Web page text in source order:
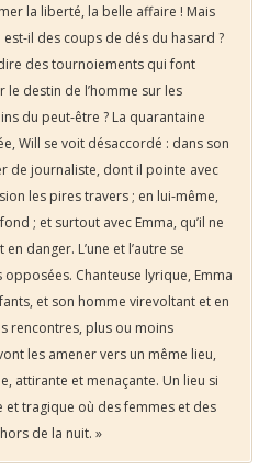
la liberté, la belle affaire ! Mais
est-il des coups de dés du hasard ?
des tournoiements qui font
le destin de l’homme sur les
du peut-être ? La quarantaine
Will se voit désaccordé : dans son
de journaliste, dont il pointe avec
les pires travers ; en lui-même,
; et surtout avec Emma, qu’il ne
danger. L’une et l’autre se
Chanteuse lyrique, Emma
et son homme virevoltant et en
rencontres, plus ou moins
les amener vers un même lieu,
attirante et menaçante. Un lieu si
et tragique où des femmes et des
de la nuit. »